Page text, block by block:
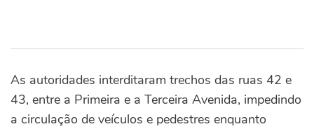
As autoridades interditaram trechos das ruas 42 e
43, entre a Primeira e a Terceira Avenida, impedindo
a circulação de veículos e pedestres enquanto